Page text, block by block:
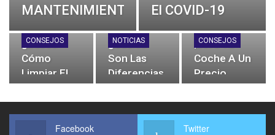
MANTENIMIENTO
DE TU
VEHÍCULO EN
LA
CUARENTENA
PCAN 3 Abr 2020
El COVID-19
PCAN
CONSEJOS
¿Sabes
Cómo
Limpiar El
Correctamente?
NOTICIAS
¿Cuáles
Son Las
Diferencias
Diésel Y La
Gasolina?
CONSEJOS
¡Lava Tu
Coche A Un
Precio
Facebook Twitter